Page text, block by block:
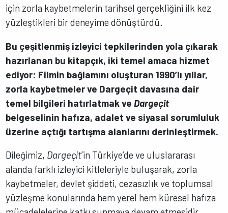
için zorla kaybetmelerin tarihsel gerçekliğini ilk kez
yüzleştikleri bir deneyime dönüştürdü.
Bu çeşitlenmiş izleyici tepkilerinden yola çıkarak
hazırlanan bu kitapçık, iki temel amaca hizmet
ediyor: Filmin bağlamını oluşturan 1990’lı yıllar,
zorla kaybetmeler ve Dargeçit davasına dair
temel bilgileri hatırlatmak ve Dargeçit
belgeselinin hafıza, adalet ve siyasal sorumluluk
üzerine açtığı tartışma alanlarını derinleştirmek.
Dileğimiz, Dargeçit’in Türkiye’de ve uluslararası
alanda farklı izleyici kitleleriyle buluşarak, zorla
kaybetmeler, devlet şiddeti, cezasızlık ve toplumsal
yüzleşme konularında hem yerel hem küresel hafıza